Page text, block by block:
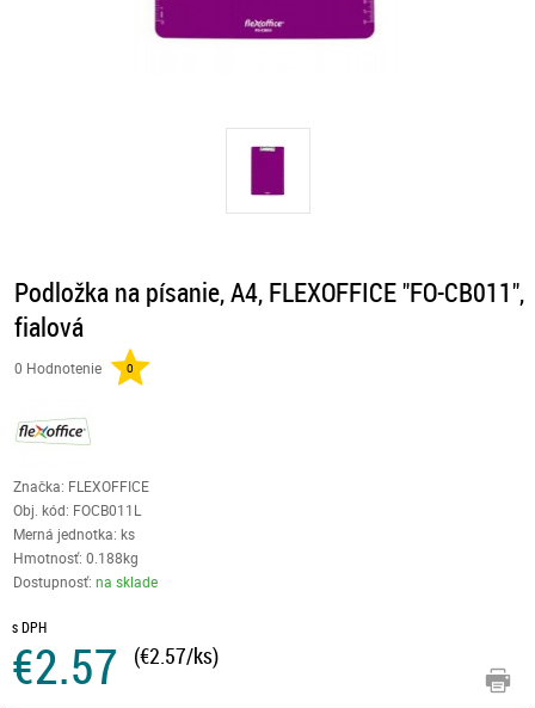
Podložka na písanie, A4, FLEXOFFICE "FO-CB011",
fialová
0 Hodnotenie 0
Značka: FLEXOFFICE
Obj. kód: FOCB011L
Merná jednotka: ks
Hmotnosť: 0.188kg
Dostupnosť:na sklade
s DPH
€2.57 (€2.57/ks)